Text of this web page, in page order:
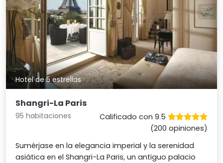
Hotel de 5 estrellas
Shangri-La Paris
95 habitaciones
Calificado con 9.5
(200 opiniones)
Sumérjase en la elegancia imperial y la serenidad
asiática en el Shangri-La Paris, un antiguo palacio